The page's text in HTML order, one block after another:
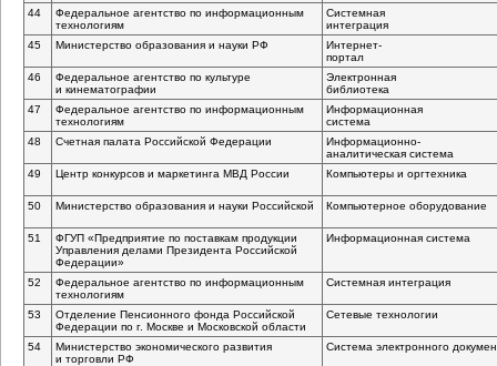
44
Федеральное агентство по информационным
технологиям
Системная
интеграция
45
Министерство образования и науки РФ
Интернет-
портал
46
Федеральное агентство по культуре
и кинематографии
Электронная
библиотека
47
Федеральное агентство по информационным
технологиям
Информационная
система
48
Счетная палата Российской Федерации
Информационно-
аналитическая система
49
Центр конкурсов и маркетинга МВД России Компьютеры и оргтехника
50 Министерство образования и науки Российской Компьютерное оборудование
51
ФГУП «Предприятие по поставкам продукции
Управления делами Президента Российской
Федерации»
Информационная система
52
Федеральное агентство по информационным
технологиям
Системная интеграция
53
Отделение Пенсионного фонда Российской
Федерации по г. Москве и Московской области
Сетевые технологии
54
Министерство экономического развития
и торговли РФ
Система электронного